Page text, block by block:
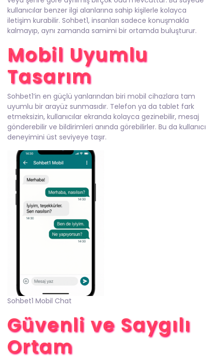
kullanıcılar benzer ilgi alanlarına sahip kişilerle kolayca
iletişim kurabilir. Sohbet1, insanları sadece konuşmakla
kalmayıp, aynı zamanda samimi bir ortamda buluşturur.
Mobil Uyumlu
Tasarım
Sohbet1’in en güçlü yanlarından biri mobil cihazlara tam
uyumlu bir arayüz sunmasıdır. Telefon ya da tablet fark
etmeksizin, kullanıcılar ekranda kolayca gezinebilir, mesaj
gönderebilir ve bildirimleri anında görebilirler. Bu da kullanıcı
deneyimini üst seviyeye taşır.
Sohbet1 Mobil Chat
Güvenli ve Saygılı
Ortam